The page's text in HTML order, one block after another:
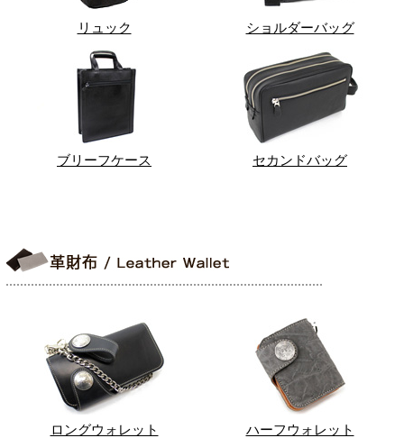
リュック ショルダーバッグ
ブリーフケース セカンドバッグ
ロングウォレット ハーフウォレット